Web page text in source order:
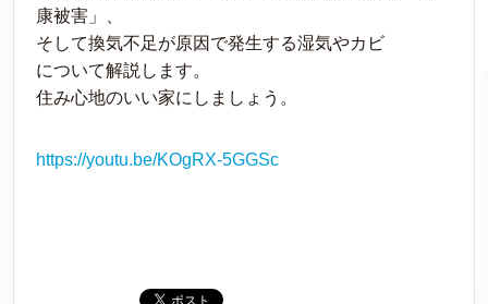
康被害」、
そして換気不足が原因で発生する湿気やカビ
について解説します。
住み心地のいい家にしましょう。
https://youtu.be/KOgRX-5GGSc